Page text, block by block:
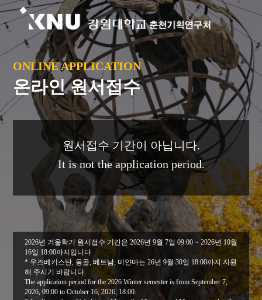
ONLINE APPLICATION
온라인 원서접수
원서접수 기간이 아닙니다.
It is not the application period.
2026년 겨울학기 원서접수 기간은 2026년 9월 7일 09:00 ~ 2026년 10월
16일 18:00까지입니다.
* 우즈베키스탄, 몽골, 베트남, 미얀마는 26년 9월 30일 18:00까지 지원
해 주시기 바랍니다.
The application period for the 2026 Winter semester is from September 7,
2026, 09:00 to October 16, 2026, 18:00.